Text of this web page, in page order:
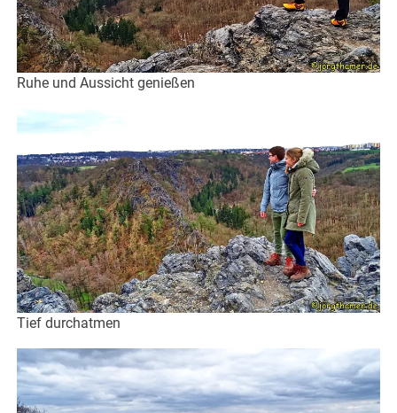
Ruhe und Aussicht genießen
Tief durchatmen